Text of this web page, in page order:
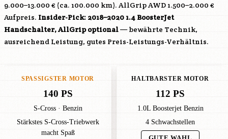
9.000–13.000 € (ca. 100.000 km). AllGrip AWD 1.500–2.000 €
Aufpreis. Insider-Pick: 2018–2020 1.4 BoosterJet
Handschalter, AllGrip optional— bewährte Technik,
ausreichend Leistung, gutes Preis-Leistungs-Verhältnis.
SPASSIGSTER MOTOR
140 PS
S-Cross · Benzin
Stärkstes S-Cross-Triebwerk
macht Spaß
HALTBARSTER MOTOR
112 PS
1.0L Boosterjet Benzin
4 Schwachstellen